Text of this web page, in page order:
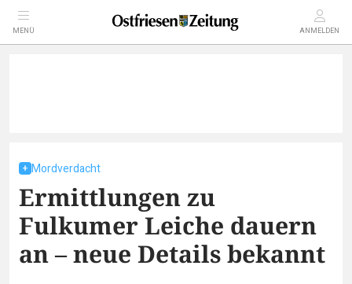
MENÜ ANMELDEN
Mordverdacht
Ermittlungen zu
Fulkumer Leiche dauern
an – neue Details bekannt